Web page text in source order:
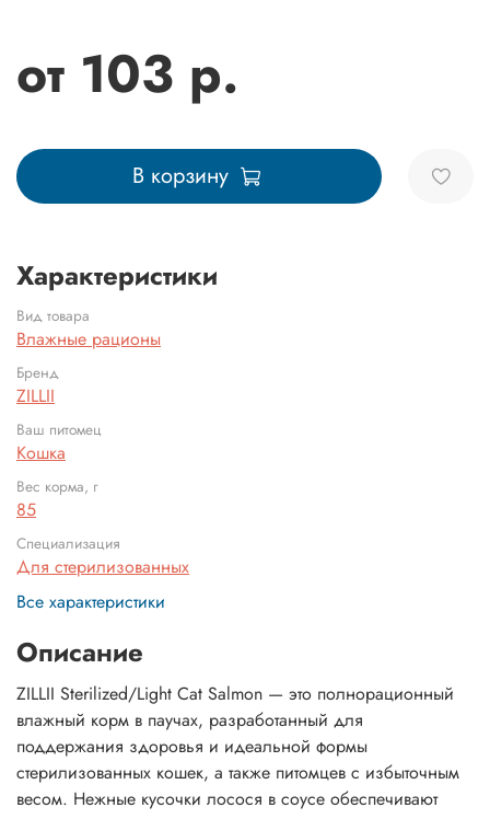
от 103 р.
В корзину
Характеристики
Вид товара
Влажные рационы
Бренд
ZILLII
Ваш питомец
Кошка
Вес корма, г
85
Специализация
Для стерилизованных
Все характеристики
Описание
ZILLII Sterilized/Light Cat Salmon — это полнорационный
влажный корм в паучах, разработанный для
поддержания здоровья и идеальной формы
стерилизованных кошек, а также питомцев с избыточным
весом. Нежные кусочки лосося в соусе обеспечивают